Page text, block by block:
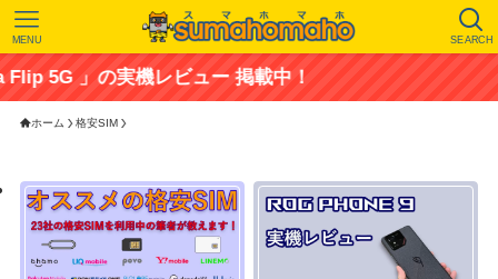
SEARCH
MENU
」の実機レビュー 掲載中！
ホーム 格安SIM